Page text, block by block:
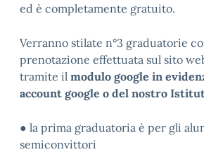
ed è completamente gratuito.
Verranno stilate n°3 graduatorie
prenotazione effettuata sul sito
tramite il modulo google in
account google o del nostro
● la prima graduatoria è per gli
semiconvittori